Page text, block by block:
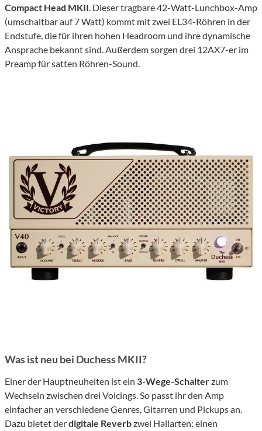
Compact Head MKII. Dieser tragbare 42-Watt-Lunchbox-Amp
(umschaltbar auf 7 Watt) kommt mit zwei EL34-Röhren in der
Endstufe, die für ihren hohen Headroom und ihre dynamische
Ansprache bekannt sind. Außerdem sorgen drei 12AX7-er im
Preamp für satten Röhren-Sound.
Was ist neu bei Duchess MKII?
Einer der Hauptneuheiten ist ein 3-Wege-Schalterzum
Wechseln zwischen drei Voicings. So passt ihr den Amp
einfacher an verschiedene Genres, Gitarren und Pickups an.
Dazu bietet derdigitale Reverbzwei Hallarten: einen